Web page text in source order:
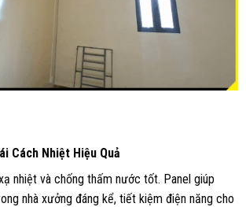
Cách Nhiệt Hiệu Quả
nhiệt và chống thấm nước tốt. Panel giúp
nhà xưởng đáng kể, tiết kiệm điện năng cho